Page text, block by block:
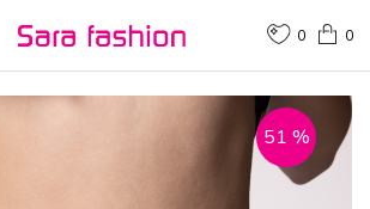
0
0
51 %